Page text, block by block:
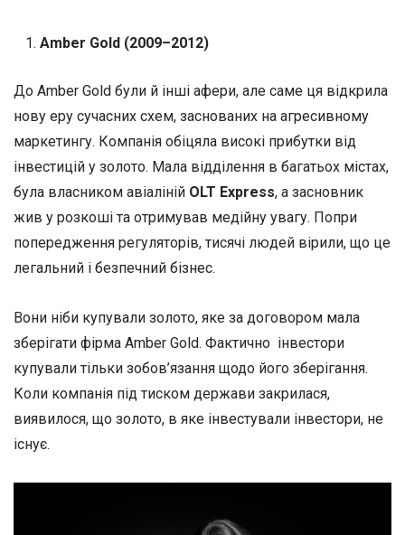
Amber Gold (2009–2012)
До Amber Gold були й інші афери, але саме ця відкрила
нову еру сучасних схем, заснованих на агресивному
маркетингу. Компанія обіцяла високі прибутки від
інвестицій у золото. Мала відділення в багатьох містах,
була власником авіаліній OLT Express, а засновник
жив у розкоші та отримував медійну увагу. Попри
попередження регуляторів, тисячі людей вірили, що це
легальний і безпечний бізнес.
Вони ніби купували золото, яке за договором мала
зберігати фірма Amber Gold. Фактично інвестори
купували тільки зобов’язання щодо його зберігання.
Коли компанія під тиском держави закрилася,
виявилося, що золото, в яке інвестували інвестори, не
існує.